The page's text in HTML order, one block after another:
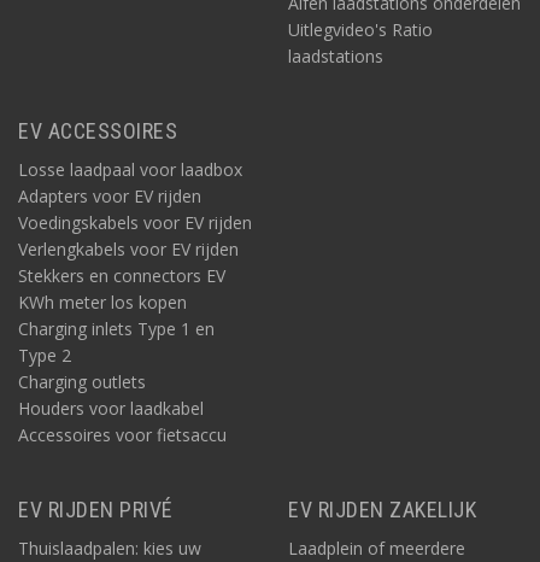
Uitlegvideo's Ratio
laadstations
EV ACCESSOIRES
Losse laadpaal voor laadbox
Adapters voor EV rijden
Voedingskabels voor EV rijden
Verlengkabels voor EV rijden
Stekkers en connectors EV
KWh meter los kopen
Charging inlets Type 1 en
Type 2
Charging outlets
Houders voor laadkabel
Accessoires voor fietsaccu
EV RIJDEN PRIVÉ
Thuislaadpalen: kies uw
EV RIJDEN ZAKELIJK
Laadplein of meerdere